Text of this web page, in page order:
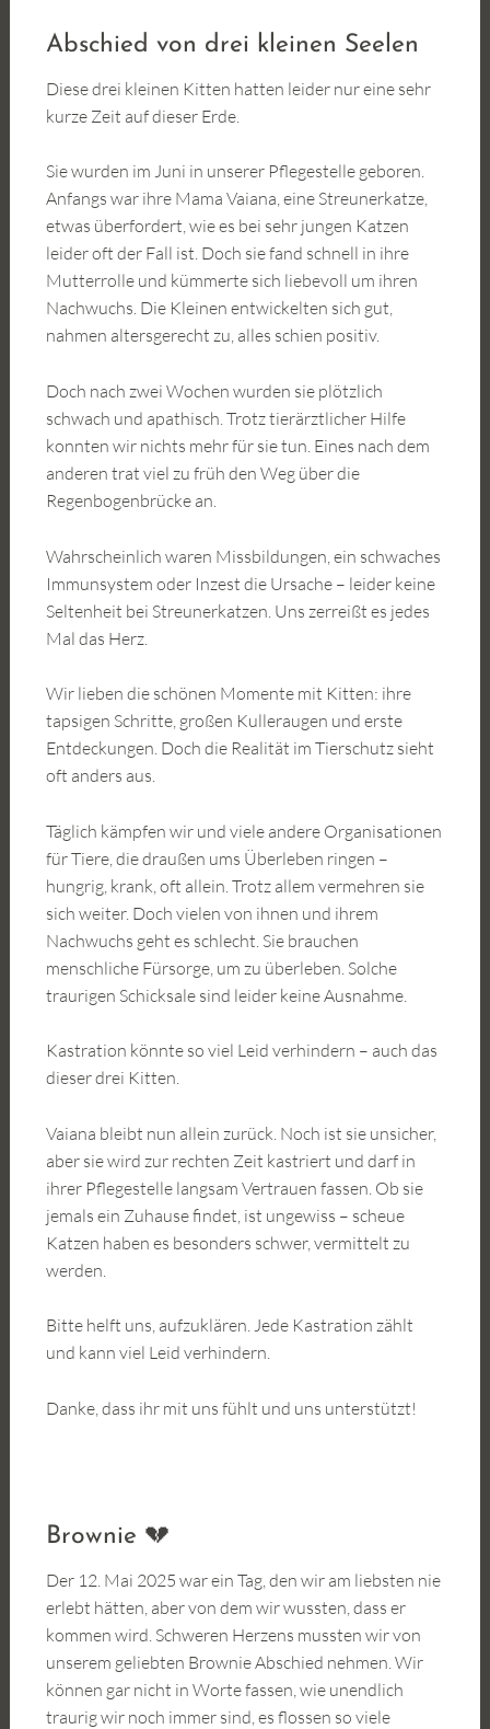
Abschied von drei kleinen Seelen
Diese drei kleinen Kitten hatten leider nur eine sehr
kurze Zeit auf dieser Erde.
Sie wurden im Juni in unserer Pflegestelle geboren.
Anfangs war ihre Mama Vaiana, eine Streunerkatze,
etwas überfordert, wie es bei sehr jungen Katzen
leider oft der Fall ist. Doch sie fand schnell in ihre
Mutterrolle und kümmerte sich liebevoll um ihren
Nachwuchs. Die Kleinen entwickelten sich gut,
nahmen altersgerecht zu, alles schien positiv.
Doch nach zwei Wochen wurden sie plötzlich
schwach und apathisch. Trotz tierärztlicher Hilfe
konnten wir nichts mehr für sie tun. Eines nach dem
anderen trat viel zu früh den Weg über die
Regenbogenbrücke an.
Wahrscheinlich waren Missbildungen, ein schwaches
Immunsystem oder Inzest die Ursache – leider keine
Seltenheit bei Streunerkatzen. Uns zerreißt es jedes
Mal das Herz.
Wir lieben die schönen Momente mit Kitten: ihre
tapsigen Schritte, großen Kulleraugen und erste
Entdeckungen. Doch die Realität im Tierschutz sieht
oft anders aus.
Täglich kämpfen wir und viele andere Organisationen
für Tiere, die draußen ums Überleben ringen –
hungrig, krank, oft allein. Trotz allem vermehren sie
sich weiter. Doch vielen von ihnen und ihrem
Nachwuchs geht es schlecht. Sie brauchen
menschliche Fürsorge, um zu überleben. Solche
traurigen Schicksale sind leider keine Ausnahme.
Kastration könnte so viel Leid verhindern – auch das
dieser drei Kitten.
Vaiana bleibt nun allein zurück. Noch ist sie unsicher,
aber sie wird zur rechten Zeit kastriert und darf in
ihrer Pflegestelle langsam Vertrauen fassen. Ob sie
jemals ein Zuhause findet, ist ungewiss – scheue
Katzen haben es besonders schwer, vermittelt zu
werden.
Bitte helft uns, aufzuklären. Jede Kastration zählt
und kann viel Leid verhindern.
Danke, dass ihr mit uns fühlt und uns unterstützt!
Brownie 💔
Der 12. Mai 2025 war ein Tag, den wir am liebsten nie
erlebt hätten, aber von dem wir wussten, dass er
kommen wird. Schweren Herzens mussten wir von
unserem geliebten Brownie Abschied nehmen. Wir
können gar nicht in Worte fassen, wie unendlich
traurig wir noch immer sind, es flossen so viele